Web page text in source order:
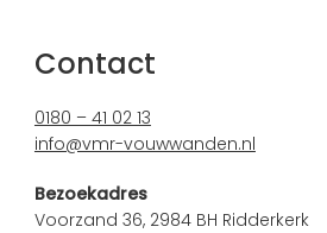
Contact
0180 – 41 02 13
info@vmr-vouwwanden.nl
Bezoekadres
Voorzand 36, 2984 BH Ridderkerk